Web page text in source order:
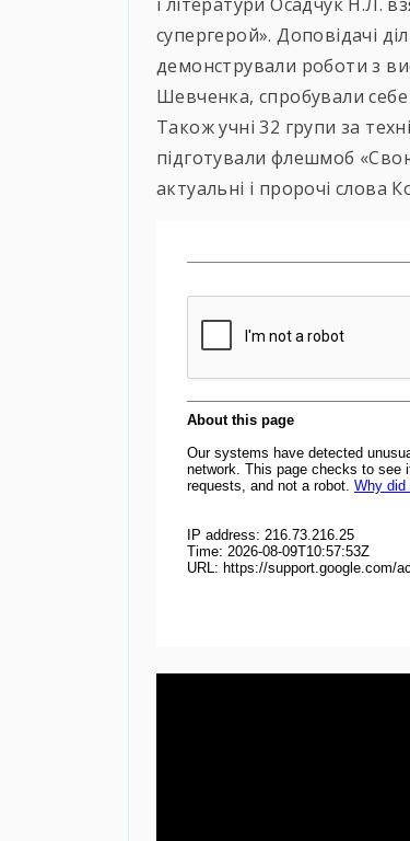
супергерой». Доповідачі
демонстрували роботи з
Шевченка, спробували
Також учні 32 групи за
підготували флешмоб
актуальні і пророчі слова